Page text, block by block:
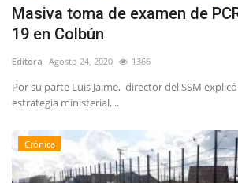
Masiva toma de examen de
19 en Colbún
Editora Agosto 24, 2020 1366
Por su parte Luis Jaime, director del SSM
estrategia ministerial,...
Crónica